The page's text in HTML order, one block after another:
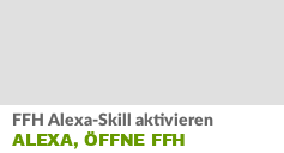
FFH Alexa-Skill aktivieren
ALEXA, ÖFFNE FFH